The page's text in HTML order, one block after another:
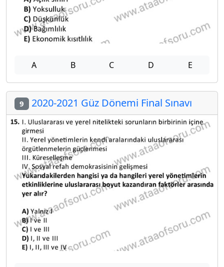
A B C D E
9 2020-2021 Güz Dönemi Final Sınavı